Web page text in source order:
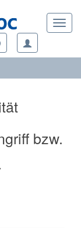
bzw.